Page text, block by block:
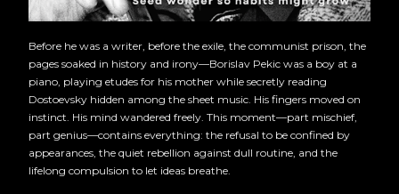
Before he was a writer, before the exile, the communist prison, the
pages soaked in history and irony—Borislav Pekic was a boy at a
piano, playing etudes for his mother while secretly reading
Dostoevsky hidden among the sheet music. His fingers moved on
instinct. His mind wandered freely. This moment—part mischief,
part genius—contains everything: the refusal to be confined by
appearances, the quiet rebellion against dull routine, and the
lifelong compulsion to let ideas breathe.